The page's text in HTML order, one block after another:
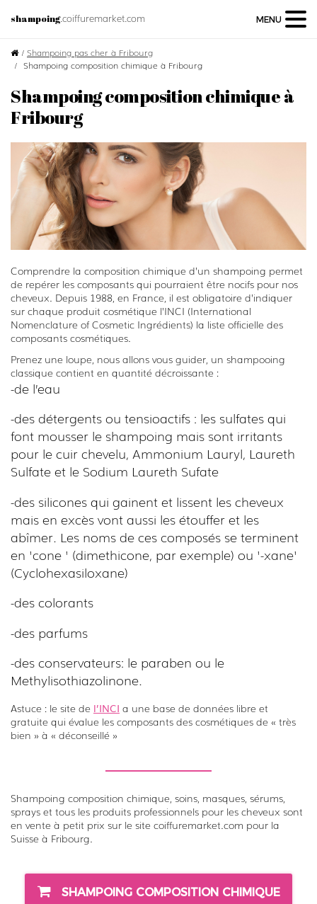
shampoing.coiffuremarket.com MENU
/ Shampoing pas cher à Fribourg
Shampoing composition chimique à Fribourg
Shampoing composition chimique à
Fribourg
Comprendre la composition chimique d’un shampoing permet
de repérer les composants qui pourraient être nocifs pour nos
cheveux. Depuis 1988, en France, il est obligatoire d’indiquer
sur chaque produit cosmétique l’INCI (International
Nomenclature of Cosmetic Ingrédients) la liste officielle des
composants cosmétiques.
Prenez une loupe, nous allons vous guider, un shampooing
classique contient en quantité décroissante :
-de l’eau
-des détergents ou tensioactifs : les sulfates qui
font mousser le shampoing mais sont irritants
pour le cuir chevelu, Ammonium Lauryl, Laureth
Sulfate et le Sodium Laureth Sufate
-des silicones qui gainent et lissent les cheveux
mais en excès vont aussi les étouffer et les
abîmer. Les noms de ces composés se terminent
en 'cone ' (dimethicone, par exemple) ou '-xane'
(Cyclohexasiloxane)
-des colorants
-des parfums
-des conservateurs: le paraben ou le
Methylisothiazolinone.
Astuce : le site de l’INCI a une base de données libre et
gratuite qui évalue les composants des cosmétiques de « très
bien » à « déconseillé »
Shampoing composition chimique, soins, masques, sérums,
sprays et tous les produits professionnels pour les cheveux sont
en vente à petit prix sur le site coiffuremarket.com pour la
Suisse à Fribourg.
SHAMPOING COMPOSITION CHIMIQUE